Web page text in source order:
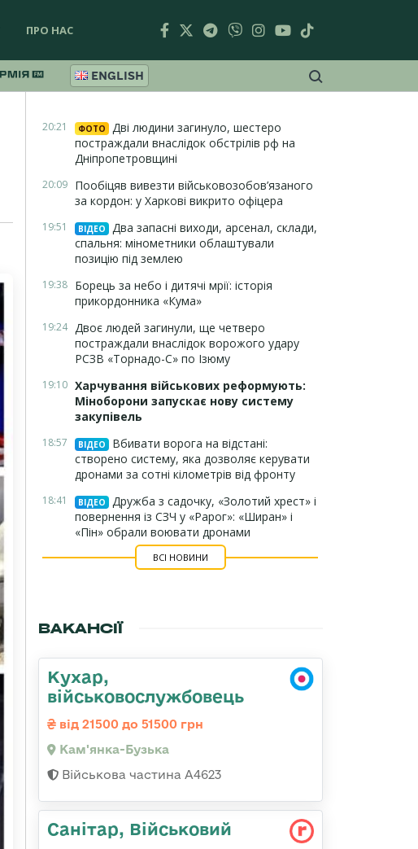
ПРО НАС
ENGLISH
20:21 ФОТО
Дві людини загинуло, шестеро
постраждали внаслідок обстрілів рф на
Дніпропетровщині
20:09 Пообіцяв вивезти військовозобов’язаного
за кордон: у Харкові викрито офіцера
19:51 ВІДЕО
Два запасні виходи, арсенал, склади,
спальня: мінометники облаштували
позицію під землею
19:38 Борець за небо і дитячі мрії: історія
прикордонника «Кума»
19:24 Двоє людей загинули, ще четверо
постраждали внаслідок ворожого удару
РСЗВ «Торнадо-С» по Ізюму
19:10 Харчування військових реформують:
Міноборони запускає нову систему
закупівель
18:57 ВІДЕО
Вбивати ворога на відстані:
створено систему, яка дозволяє керувати
дронами за сотні кілометрів від фронту
18:41 ВІДЕО
Дружба з садочку, «Золотий хрест» і
повернення із СЗЧ у «Рарог»: «Ширан» і
«Пін» обрали воювати дронами
ВСІ НОВИНИ
ВАКАНСІЇ
Кухар,
військовослужбовець
від 21500 до 51500 грн
Кам'янка-Бузька
Військова частина А4623
Санітар, Військовий